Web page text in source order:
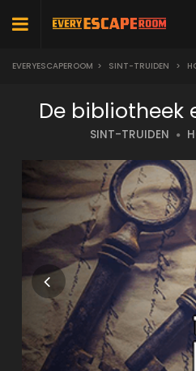
EVERYESCAPEROOM > SINT-TRUIDEN >
De bibliotheek
SINT-TRUIDEN